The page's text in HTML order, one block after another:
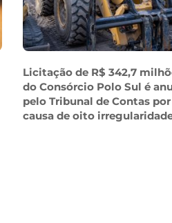
Licitação de R$ 342,7
do Consórcio Polo Sul é
pelo Tribunal de Contas por
causa de oito